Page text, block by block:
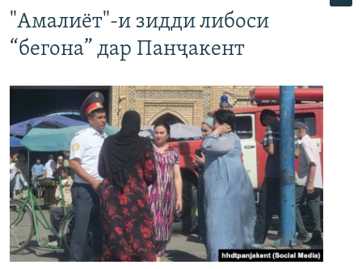
"Амалиёт"-и зидди либоси
“бегона” дар Панҷакент